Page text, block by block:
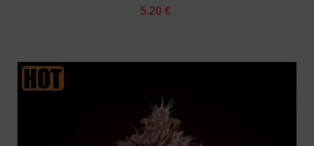
5.20 €